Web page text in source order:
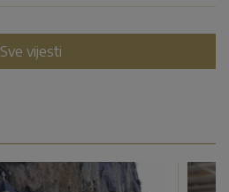
Sve vijesti